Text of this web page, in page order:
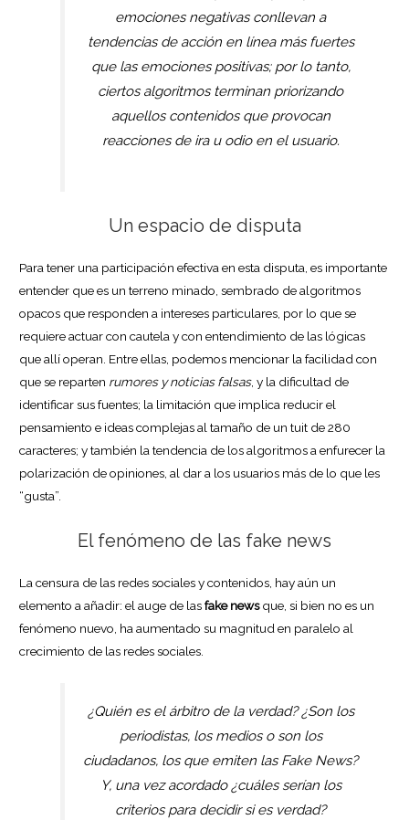
emociones negativas conllevan a
tendencias de acción en línea más fuertes
que las emociones positivas; por lo tanto,
ciertos algoritmos terminan priorizando
aquellos contenidos que provocan
reacciones de ira u odio en el usuario.
Un espacio de disputa
Para tener una participación efectiva en esta disputa, es importante
entender que es un terreno minado, sembrado de algoritmos
opacos que responden a intereses particulares, por lo que se
requiere actuar con cautela y con entendimiento de las lógicas
que allí operan. Entre ellas, podemos mencionar la facilidad con
que se reparten rumores y noticias falsas, y la dificultad de
identificar sus fuentes; la limitación que implica reducir el
pensamiento e ideas complejas al tamaño de un tuit de 280
caracteres; y también la tendencia de los algoritmos a enfurecer la
polarización de opiniones, al dar a los usuarios más de lo que les
“gusta”.
El fenómeno de las fake news
La censura de las redes sociales y contenidos, hay aún un
elemento a añadir: el auge de lasfake newsque, si bien no es un
fenómeno nuevo, ha aumentado su magnitud en paralelo al
crecimiento de las redes sociales.
¿Quién es el árbitro de la verdad? ¿Son los
periodistas, los medios o son los
ciudadanos, los que emiten las Fake News?
Y, una vez acordado ¿cuáles serían los
criterios para decidir si es verdad?